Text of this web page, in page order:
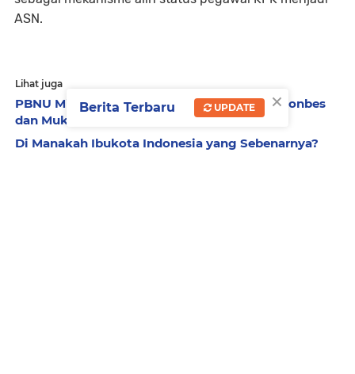
ASN.
Lihat juga
PBNU Minta PWNU Usulkan Materi Munas-Konbes
dan Muktamar ke-35 NU
Di Manakah Ibukota Indonesia yang Sebenarnya?
×
Berita Terbaru UPDATE